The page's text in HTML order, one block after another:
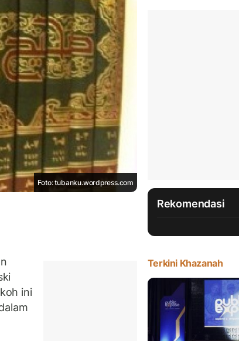
Foto: tubanku.wordpress.com
ini
Rekomendasi
Terkini Khazanah